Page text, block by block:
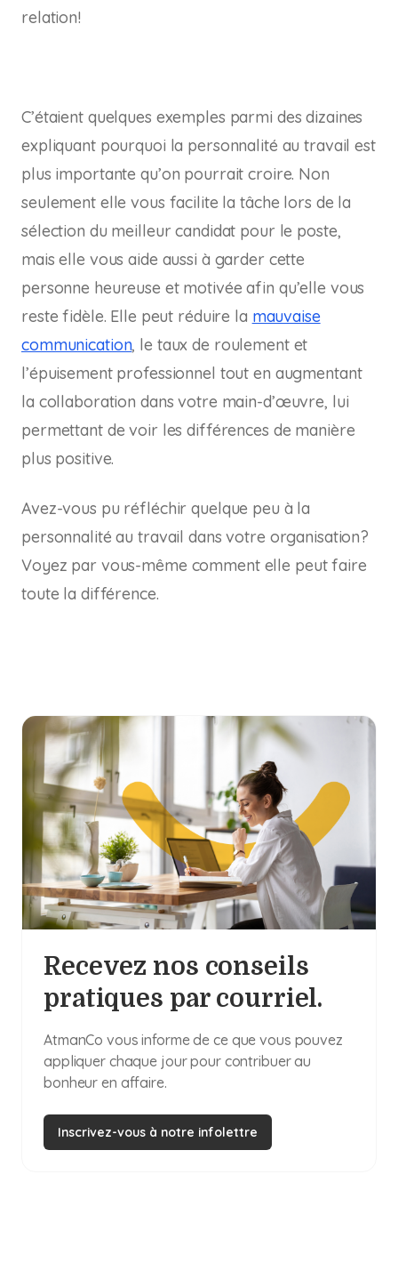
relation!
C’étaient quelques exemples parmi des dizaines
expliquant pourquoi la personnalité au travail est
plus importante qu’on pourrait croire. Non
seulement elle vous facilite la tâche lors de la
sélection du meilleur candidat pour le poste,
mais elle vous aide aussi à garder cette
personne heureuse et motivée afin qu’elle vous
reste fidèle. Elle peut réduire la mauvaise
communication, le taux de roulement et
l’épuisement professionnel tout en augmentant
la collaboration dans votre main-d’œuvre, lui
permettant de voir les différences de manière
plus positive.
Avez-vous pu réfléchir quelque peu à la
personnalité au travail dans votre organisation?
Voyez par vous-même comment elle peut faire
toute la différence.
Recevez nos conseils
pratiques par courriel.
AtmanCo vous informe de ce que vous pouvez
appliquer chaque jour pour contribuer au
bonheur en affaire.
Inscrivez-vous à notre infolettre